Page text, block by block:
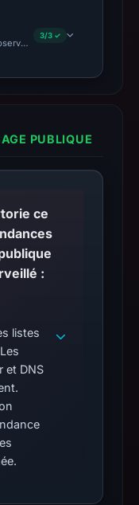
Unavailable · Délai
3/3 ✓
PUBLIQUE
ce
:
listes
et DNS